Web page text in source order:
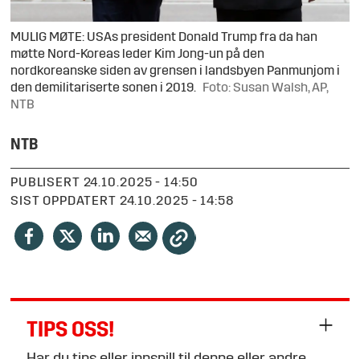
MULIG MØTE: USAs president Donald Trump fra da han
møtte Nord-Koreas leder Kim Jong-un på den
nordkoreanske siden av grensen i landsbyen Panmunjom i
den demilitariserte sonen i 2019.
Foto: Susan Walsh, AP,
NTB
NTB
PUBLISERT
24.10.2025 - 14:50
SIST OPPDATERT
24.10.2025 - 14:58
TIPS OSS!